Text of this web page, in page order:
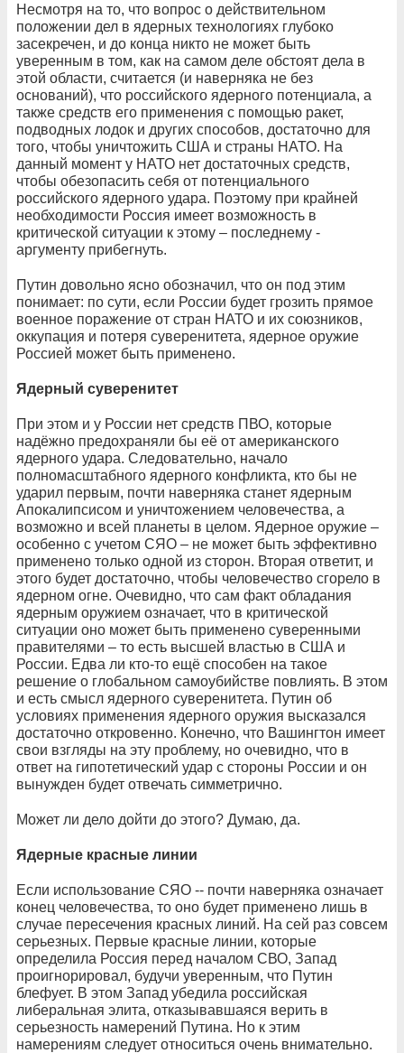
Несмотря на то, что вопрос о действительном
положении дел в ядерных технологиях глубоко
засекречен, и до конца никто не может быть
уверенным в том, как на самом деле обстоят дела в
этой области, считается (и наверняка не без
оснований), что российского ядерного потенциала, а
также средств его применения с помощью ракет,
подводных лодок и других способов, достаточно для
того, чтобы уничтожить США и страны НАТО. На
данный момент у НАТО нет достаточных средств,
чтобы обезопасить себя от потенциального
российского ядерного удара. Поэтому при крайней
необходимости Россия имеет возможность в
критической ситуации к этому – последнему -
аргументу прибегнуть.
Путин довольно ясно обозначил, что он под этим
понимает: по сути, если России будет грозить прямое
военное поражение от стран НАТО и их союзников,
оккупация и потеря суверенитета, ядерное оружие
Россией может быть применено.
Ядерный суверенитет
При этом и у России нет средств ПВО, которые
надёжно предохраняли бы её от американского
ядерного удара. Следовательно, начало
полномасштабного ядерного конфликта, кто бы не
ударил первым, почти наверняка станет ядерным
Апокалипсисом и уничтожением человечества, а
возможно и всей планеты в целом. Ядерное оружие –
особенно с учетом СЯО – не может быть эффективно
применено только одной из сторон. Вторая ответит, и
этого будет достаточно, чтобы человечество сгорело в
ядерном огне. Очевидно, что сам факт обладания
ядерным оружием означает, что в критической
ситуации оно может быть применено суверенными
правителями – то есть высшей властью в США и
России. Едва ли кто-то ещё способен на такое
решение о глобальном самоубийстве повлиять. В этом
и есть смысл ядерного суверенитета. Путин об
условиях применения ядерного оружия высказался
достаточно откровенно. Конечно, что Вашингтон имеет
свои взгляды на эту проблему, но очевидно, что в
ответ на гипотетический удар с стороны России и он
вынужден будет отвечать симметрично.
Может ли дело дойти до этого? Думаю, да.
Ядерные красные линии
Если использование СЯО -- почти наверняка означает
конец человечества, то оно будет применено лишь в
случае пересечения красных линий. На сей раз совсем
серьезных. Первые красные линии, которые
определила Россия перед началом СВО, Запад
проигнорировал, будучи уверенным, что Путин
блефует. В этом Запад убедила российская
либеральная элита, отказывавшаяся верить в
серьезность намерений Путина. Но к этим
намерениям следует относиться очень внимательно.